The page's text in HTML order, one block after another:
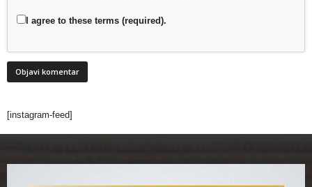
I agree to these terms (required).
[instagram-feed]